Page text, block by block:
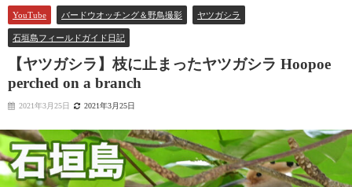
YouTube バードウオッチング＆野鳥撮影 ヤツガシラ
石垣島フィールドガイド日記
【ヤツガシラ】枝に止まったヤツガシラ Hoopoe
perched on a branch
2021年3月25日 2021年3月25日